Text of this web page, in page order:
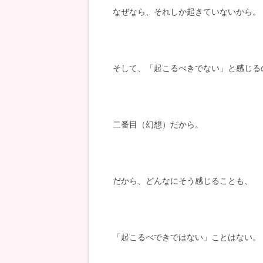
なぜなら、それしか起きていないから。
そして、「起こるべきでない」と感じる
二番目（幻想）だから。
だから、どんなにそう感じることも、
「起こるべできではない」ことはない。